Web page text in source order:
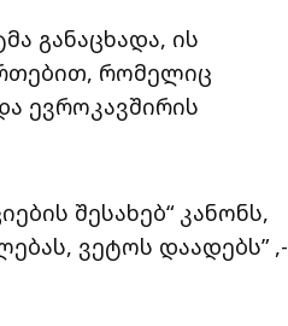
განაცხადა, ის
რომელიც
ევროკავშირის
შესახებ“ კანონს,
ვეტოს დაადებს” ,-